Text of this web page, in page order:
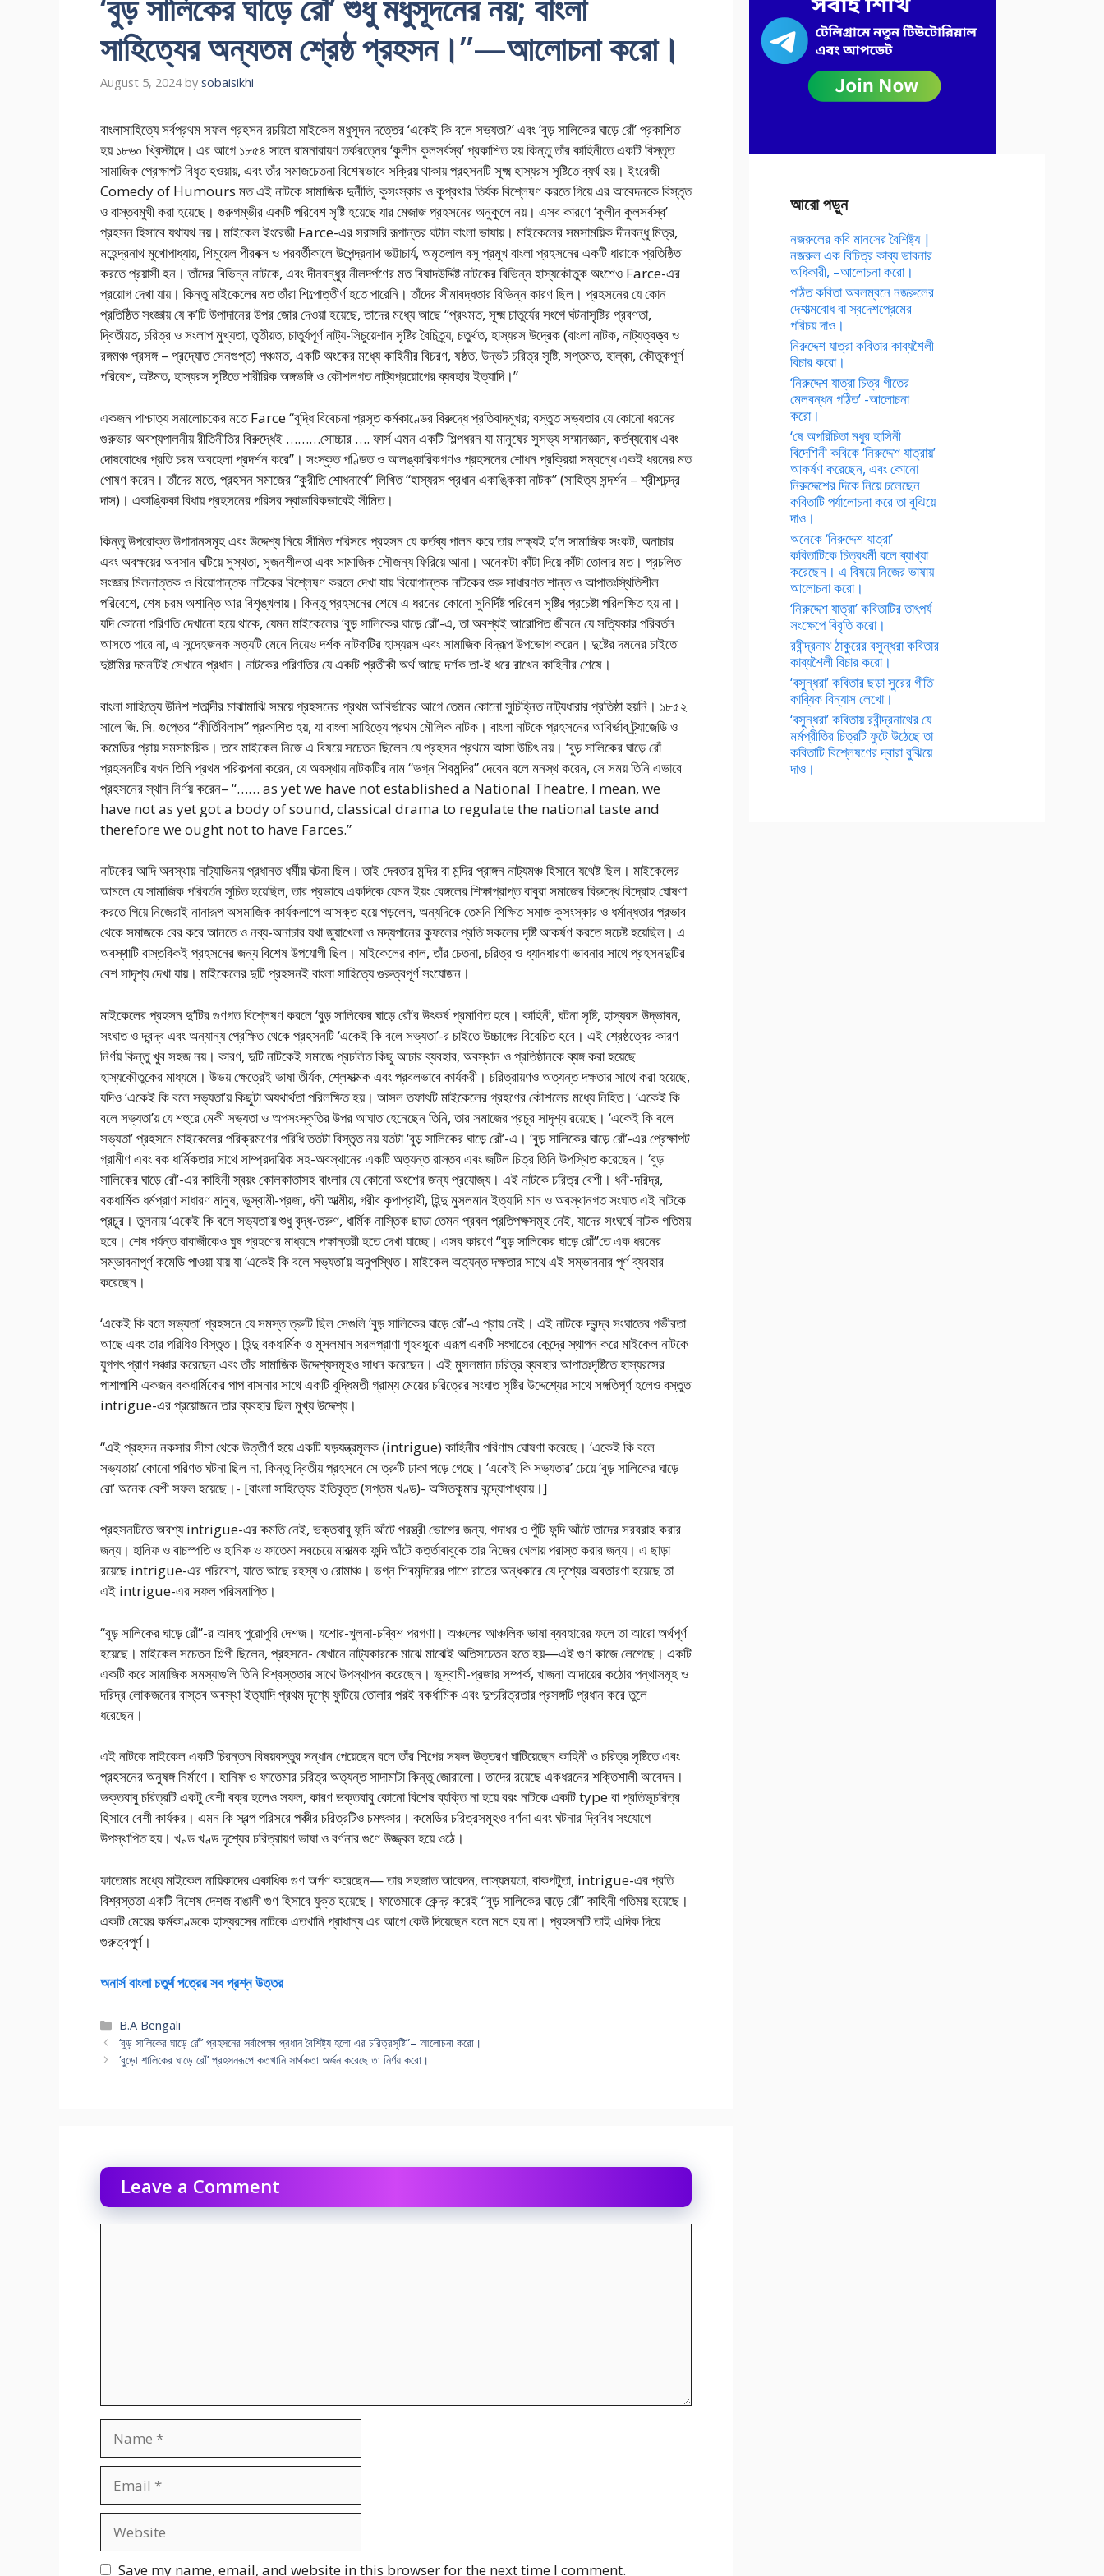
সাহিত্যের অন্যতম শ্রেষ্ঠ প্রহসন।”—আলোচনা করো।
August 5, 2024 by sobaisikhi
বাংলাসাহিত্যে সর্বপ্রথম সফল গ্রহসন রচয়িতা মাইকেল মধুসূদন দত্তের ‘একেই কি বলে সভ্যতা?’ এবং ‘বুড় সালিকের ঘাড়ে রোঁ’ প্রকাশিত
হয় ১৮৬০ খ্রিস্টাব্দে। এর আগে ১৮৫৪ সালে রামনারায়ণ তর্করত্নের ‘কুলীন কুলসর্বস্ব’ প্রকাশিত হয় কিন্তু তাঁর কাহিনীতে একটি বিস্তৃত
সামাজিক প্রেক্ষাপট বিধৃত হওয়ায়, এবং তাঁর সমাজচেতনা বিশেষভাবে সক্রিয় থাকায় প্রহসনটি সূক্ষ্ম হাস্যরস সৃষ্টিতে ব্যর্থ হয়। ইংরেজী
Comedy of Humours মত এই নাটকে সামাজিক দুর্নীতি, কুসংস্কার ও কুপ্রথার তির্যক বিশ্লেষণ করতে গিয়ে এর আবেদনকে বিস্তৃত
ও বাস্তবমুখী করা হয়েছে। গুরুগম্ভীর একটি পরিবেশ সৃষ্টি হয়েছে যার মেজাজ প্রহসনের অনুকূলে নয়। এসব কারণে ‘কুলীন কুলসর্বস্ব’
প্রহসন হিসাবে যথাযথ নয়। মাইকেল ইংরেজী Farce-এর সরাসরি রূপান্তর ঘটান বাংলা ভাষায়। মাইকেলের সমসাময়িক দীনবন্ধু মিত্র,
মহেন্দ্রনাথ মুখোপাধ্যায়, শিমুয়েল পীরবক্স ও পরবর্তীকালে উপেন্দ্রনাথ ভট্টাচার্য, অমৃতলাল বসু প্রমুখ বাংলা প্রহসনের একটি ধারাকে প্রতিষ্ঠিত
করতে প্রয়াসী হন। তাঁদের বিভিন্ন নাটকে, এবং দীনবন্ধুর নীলদর্পণের মত বিষাদউদ্দিষ্ট নাটকের বিভিন্ন হাস্যকৌতুক অংশেও Farce-এর
প্রয়োগ দেখা যায়। কিন্তু মাইকেলের মত তাঁরা শিল্পোত্তীর্ণ হতে পারেনি। তাঁদের সীমাবদ্ধতার বিভিন্ন কারণ ছিল। প্রহসনের যে কোন
প্রতিষ্ঠিত সংজ্ঞায় যে ক’টি উপাদানের উপর জোর দেওয়া হয়েছে, তাদের মধ্যে আছে “প্রথমত, সূক্ষ্ম চাতুর্যের সংগে ঘটনাসৃষ্টির প্রবণতা,
দ্বিতীয়ত, চরিত্র ও সংলাপ মুখ্যতা, তৃতীয়ত, চাতুর্যপূর্ণ নাট্য-সিচুয়েশান সৃষ্টির বৈচিত্র্য, চতুর্থত, হাস্যরস উদ্রেক (বাংলা নাটক, নাট্যত্বত্ত্ব ও
রঙ্গমঞ্চ প্রসঙ্গ – প্রদ্যোত সেনগুপ্ত) পঞ্চমত, একটি অংকের মধ্যে কাহিনীর বিচরণ, ষষ্ঠত, উদ্ভট চরিত্র সৃষ্টি, সপ্তমত, হাল্কা, কৌতুকপূর্ণ
পরিবেশ, অষ্টমত, হাস্যরস সৃষ্টিতে শারীরিক অঙ্গভঙ্গি ও কৌশলগত নাট্যপ্রয়োগের ব্যবহার ইত্যাদি।”
একজন পাশ্চাত্য সমালোচকের মতে Farce “বুদ্ধি বিবেচনা প্রসূত কর্মকাণ্ডের বিরুদ্ধে প্রতিবাদমুখর; বস্তুত সভ্যতার যে কোনো ধরনের
গুরুভার অবশ্যপালনীয় রীতিনীতির বিরুদ্ধেই ………সোচ্চার …. ফার্স এমন একটি শিল্পধরন যা মানুষের সুসভ্য সম্মানজ্ঞান, কর্তব্যবোধ এবং
দোষবোধের প্রতি চরম অবহেলা প্রদর্শন করে”। সংস্কৃত পণ্ডিত ও আলঙ্কারিকগণও প্রহসনের শোধন প্রক্রিয়া সম্বন্ধে একই ধরনের মত
পোষণ করেন। তাঁদের মতে, প্রহসন সমাজের “কুরীতি শোধনার্থে” লিখিত “হাস্যরস প্রধান একাঙ্কিকা নাটক” (সাহিত্য সন্দর্শন – শ্রীশচন্দ্র
দাস)। একাঙ্কিকা বিধায় প্রহসনের পরিসর স্বাভাবিকভাবেই সীমিত।
কিন্তু উপরোক্ত উপাদানসমূহ এবং উদ্দেশ্য নিয়ে সীমিত পরিসরে প্রহসন যে কর্তব্য পালন করে তার লক্ষ্যই হ’ল সামাজিক সংকট, অনাচার
এবং অবক্ষয়ের অবসান ঘটিয়ে সুস্থতা, সৃজনশীলতা এবং সামাজিক সৌজন্য ফিরিয়ে আনা। অনেকটা কাঁটা দিয়ে কাঁটা তোলার মত। প্রচলিত
সংজ্ঞার মিলনাত্তক ও বিয়োগান্তক নাটকের বিশ্লেষণ করলে দেখা যায় বিয়োগান্তক নাটকের শুরু সাধারণত শান্ত ও আপাতঃস্থিতিশীল
পরিবেশে, শেষ চরম অশান্তি আর বিশৃঙ্খলায়। কিন্তু প্রহসনের শেষে এ ধরনের কোনো সুনির্দিষ্ট পরিবেশ সৃষ্টির প্রচেষ্টা পরিলক্ষিত হয় না।
যদি কোনো পরিণতি দেখানো হয়ে থাকে, যেমন মাইকেলের ‘বুড় সালিকের ঘাড়ে রোঁ’-এ, তা অবশ্যই আরোপিত জীবনে যে সত্যিকার পরিবর্তন
আসতে পারে না, এ সন্দেহজনক সত্যটি মেনে নিয়েও দর্শক নাটকটির হাস্যরস এবং সামাজিক বিদ্রূপ উপভোগ করেন। দুষ্টের দমনের চাইতে
দুষ্টামির দমনটিই সেখানে প্রধান। নাটকের পরিণতির যে একটি প্রতীকী অর্থ আছে দর্শক তা-ই ধরে রাখেন কাহিনীর শেষে।
বাংলা সাহিত্যে উনিশ শতাব্দীর মাঝামাঝি সময়ে প্রহসনের প্রথম আবির্ভাবের আগে তেমন কোনো সুচিহ্নিত নাট্যধারার প্রতিষ্ঠা হয়নি। ১৮৫২
সালে জি. সি. গুপ্তের “কীর্তিবিলাস” প্রকাশিত হয়, যা বাংলা সাহিত্যে প্রথম মৌলিক নাটক। বাংলা নাটকে প্রহসনের আবির্ভাব ট্র্যাজেডি ও
কমেডির প্রায় সমসাময়িক। তবে মাইকেল নিজে এ বিষয়ে সচেতন ছিলেন যে প্রহসন প্রথমে আসা উচিৎ নয়। ‘বুড় সালিকের ঘাড়ে রোঁ
প্রহসনটির যখন তিনি প্রথম পরিকল্পনা করেন, যে অবস্থায় নাটকটির নাম “ভগ্ন শিবমন্দির” দেবেন বলে মনস্থ করেন, সে সময় তিনি এভাবে
প্রহসনের স্থান নির্ণয় করেন– “…… as yet we have not established a National Theatre, I mean, we
have not as yet got a body of sound, classical drama to regulate the national taste and
therefore we ought not to have Farces.”
নাটকের আদি অবস্থায় নাট্যাভিনয় প্রধানত ধর্মীয় ঘটনা ছিল। তাই দেবতার মন্দির বা মন্দির প্রাঙ্গন নাট্যমঞ্চ হিসাবে যথেষ্ট ছিল। মাইকেলের
আমলে যে সামাজিক পরিবর্তন সূচিত হয়েছিল, তার প্রভাবে একদিকে যেমন ইয়ং বেঙ্গলের শিক্ষাপ্রাপ্ত বাবুরা সমাজের বিরুদ্ধে বিদ্রোহ ঘোষণা
করতে গিয়ে নিজেরাই নানারূপ অসমাজিক কার্যকলাপে আসক্ত হয়ে পড়লেন, অন্যদিকে তেমনি শিক্ষিত সমাজ কুসংস্কার ও ধর্মান্ধতার প্রভাব
থেকে সমাজকে বের করে আনতে ও নব্য-অনাচার যথা জুয়াখেলা ও মদ্যপানের কুফলের প্রতি সকলের দৃষ্টি আকর্ষণ করতে সচেষ্ট হয়েছিল। এ
অবস্থাটি বাস্তবিকই প্রহসনের জন্য বিশেষ উপযোগী ছিল। মাইকেলের কাল, তাঁর চেতনা, চরিত্র ও ধ্যানধারণা ভাবনার সাথে প্রহসনদুটির
বেশ সাদৃশ্য দেখা যায়। মাইকেলের দুটি প্রহসনই বাংলা সাহিত্যে গুরুত্বপূর্ণ সংযোজন।
মাইকেলের প্রহসন দু’টির গুণগত বিশ্লেষণ করলে ‘বুড় সালিকের ঘাড়ে রোঁ’র উৎকর্ষ প্রমাণিত হবে। কাহিনী, ঘটনা সৃষ্টি, হাস্যরস উদ্ভাবন,
সংঘাত ও দ্বন্দ্ব এবং অন্যান্য প্রেক্ষিত থেকে প্রহসনটি ‘একেই কি বলে সভ্যতা’-র চাইতে উচ্চাঙ্গের বিবেচিত হবে। এই শ্রেষ্ঠত্বের কারণ
নির্ণয় কিন্তু খুব সহজ নয়। কারণ, দুটি নাটকেই সমাজে প্রচলিত কিছু আচার ব্যবহার, অবস্থান ও প্রতিষ্ঠানকে ব্যঙ্গ করা হয়েছে
হাস্যকৌতুকের মাধ্যমে। উভয় ক্ষেত্রেই ভাষা তীর্যক, শ্লেষাত্মক এবং প্রবলভাবে কার্যকরী। চরিত্রায়ণও অত্যন্ত দক্ষতার সাথে করা হয়েছে,
যদিও ‘একেই কি বলে সভ্যতা’য় কিছুটা অযথার্থতা পরিলক্ষিত হয়। আসল তফাৎটি মাইকেলের গ্রহণের কৌশলের মধ্যে নিহিত। ‘একেই কি
বলে সভ্যতা’য় যে শহুরে মেকী সভ্যতা ও অপসংস্কৃতির উপর আঘাত হেনেছেন তিনি, তার সমাজের প্রচুর সাদৃশ্য রয়েছে। ‘একেই কি বলে
সভ্যতা’ প্রহসনে মাইকেলের পরিক্রমণের পরিধি ততটা বিস্তৃত নয় যতটা ‘বুড় সালিকের ঘাড়ে রোঁ’-এ। ‘বুড় সালিকের ঘাড়ে রোঁ’-এর প্রেক্ষাপট
গ্রামীণ এবং বক ধার্মিকতার সাথে সাম্প্রদায়িক সহ-অবস্থানের একটি অত্যন্ত রাস্তব এবং জটিল চিত্র তিনি উপস্থিত করেছেন। ‘বুড়
সালিকের ঘাড়ে রোঁ’-এর কাহিনী স্বয়ং কোলকাতাসহ বাংলার যে কোনো অংশের জন্য প্রযোজ্য। এই নাটকে চরিত্র বেশী। ধনী-দরিদ্র,
বকধার্মিক ধর্মপ্রাণ সাধারণ মানুষ, ভূস্বামী-প্রজা, ধনী আত্মীয়, গরীব কৃপাপ্রার্থী, হিন্দু মুসলমান ইত্যাদি মান ও অবস্থানগত সংঘাত এই নাটকে
প্রচুর। তুলনায় ‘একেই কি বলে সভ্যতা’য় শুধু বৃদ্ধ-তরুণ, ধার্মিক নাস্তিক ছাড়া তেমন প্রবল প্রতিপক্ষসমূহ নেই, যাদের সংঘর্ষে নাটক গতিময়
হবে। শেষ পর্যন্ত বাবাজীকেও ঘুষ গ্রহণের মাধ্যমে পক্ষান্তরী হতে দেখা যাচ্ছে। এসব কারণে “বুড় সালিকের ঘাড়ে রোঁ”তে এক ধরনের
সম্ভাবনাপূর্ণ কমেডি পাওয়া যায় যা ‘একেই কি বলে সভ্যতা’য় অনুপস্থিত। মাইকেল অত্যন্ত দক্ষতার সাথে এই সম্ভাবনার পূর্ণ ব্যবহার
করেছেন।
‘একেই কি বলে সভ্যতা’ প্রহসনে যে সমস্ত ত্রুটি ছিল সেগুলি ‘বুড় সালিকের ঘাড়ে রোঁ’-এ প্রায় নেই। এই নাটকে দ্বন্দ্ব সংঘাতের গভীরতা
আছে এবং তার পরিধিও বিস্তৃত। হিন্দু বকধার্মিক ও মুসলমান সরলপ্রাণা গৃহবধূকে এরূপ একটি সংঘাতের কেন্দ্রে স্থাপন করে মাইকেল নাটকে
যুগপৎ প্রাণ সঞ্চার করেছেন এবং তাঁর সামাজিক উদ্দেশ্যসমূহও সাধন করেছেন। এই মুসলমান চরিত্র ব্যবহার আপাতঃদৃষ্টিতে হাস্যরসের
পাশাপাশি একজন বকধার্মিকের পাপ বাসনার সাথে একটি বুদ্ধিমতী গ্রাম্য মেয়ের চরিত্রের সংঘাত সৃষ্টির উদ্দেশ্যের সাথে সঙ্গতিপূর্ণ হলেও বস্তুত
intrigue-এর প্রয়োজনে তার ব্যবহার ছিল মুখ্য উদ্দেশ্য।
“এই প্রহসন নকসার সীমা থেকে উত্তীর্ণ হয়ে একটি ষড়যন্ত্রমূলক (intrigue) কাহিনীর পরিণাম ঘোষণা করেছে। ‘একেই কি বলে
সভ্যতায়’ কোনো পরিণত ঘটনা ছিল না, কিন্তু দ্বিতীয় প্রহসনে সে ত্রুটি ঢাকা পড়ে গেছে। ‘একেই কি সভ্যতার’ চেয়ে ‘বুড় সালিকের ঘাড়ে
রো’ অনেক বেশী সফল হয়েছে।- [বাংলা সাহিত্যের ইতিবৃত্ত (সপ্তম খণ্ড)- অসিতকুমার বন্দ্যোপাধ্যায়।]
প্রহসনটিতে অবশ্য intrigue-এর কমতি নেই, ভক্তবাবু ফন্দি আঁটে পরস্ত্রী ভোগের জন্য, গদাধর ও পুঁটি ফন্দি আঁটে তাদের সরবরাহ করার
জন্য। হানিফ ও বাচস্পতি ও হানিফ ও ফাতেমা সবচেয়ে মারাত্মক ফন্দি আঁটে কৰ্ত্তাবাবুকে তার নিজের খেলায় পরাস্ত করার জন্য। এ ছাড়া
রয়েছে intrigue-এর পরিবেশ, যাতে আছে রহস্য ও রোমাঞ্চ। ভগ্ন শিবমন্দিরের পাশে রাতের অন্ধকারে যে দৃশ্যের অবতারণা হয়েছে তা
এই intrigue-এর সফল পরিসমাপ্তি।
“বুড় সালিকের ঘাড়ে রোঁ”-র আবহ পুরোপুরি দেশজ। যশোর-খুলনা-চব্বিশ পরগণা। অঞ্চলের আঞ্চলিক ভাষা ব্যবহারের ফলে তা আরো অর্থপূর্ণ
হয়েছে। মাইকেল সচেতন শিল্পী ছিলেন, প্রহসনে- যেখানে নাট্যকারকে মাঝে মাঝেই অতিসচেতন হতে হয়—এই গুণ কাজে লেগেছে। একটি
একটি করে সামাজিক সমস্যাগুলি তিনি বিশ্বস্ততার সাথে উপস্থাপন করেছেন। ভূস্বামী-প্রজার সম্পর্ক, খাজনা আদায়ের কঠোর পন্থাসমূহ ও
দরিদ্র লোকজনের বাস্তব অবস্থা ইত্যাদি প্রথম দৃশ্যে ফুটিয়ে তোলার পরই বকর্ধামিক এবং দুশ্চরিত্রতার প্রসঙ্গটি প্রধান করে তুলে
ধরেছেন।
এই নাটকে মাইকেল একটি চিরন্তন বিষয়বস্তুর সন্ধান পেয়েছেন বলে তাঁর শিল্পের সফল উত্তরণ ঘাটিয়েছেন কাহিনী ও চরিত্র সৃষ্টিতে এবং
প্রহসনের অনুষঙ্গ নির্মাণে। হানিফ ও ফাতেমার চরিত্র অত্যন্ত সাদামাটা কিন্তু জোরালো। তাদের রয়েছে একধরনের শক্তিশালী আবেদন।
ভক্তবাবু চরিত্রটি একটু বেশী বক্র হলেও সফল, কারণ ভক্তবাবু কোনো বিশেষ ব্যক্তি না হয়ে বরং নাটকে একটি type বা প্রতিভূচরিত্র
হিসাবে বেশী কার্যকর। এমন কি স্বল্প পরিসরে পঞ্চীর চরিত্রটিও চমৎকার। কমেডির চরিত্রসমূহও বর্ণনা এবং ঘটনার দ্বিবিধ সংযোগে
উপস্থাপিত হয়। খণ্ড খণ্ড দৃশ্যের চরিত্রায়ণ ভাষা ও বর্ণনার গুণে উজ্জ্বল হয়ে ওঠে।
ফাতেমার মধ্যে মাইকেল নায়িকাদের একাধিক গুণ অর্পণ করেছেন— তার সহজাত আবেদন, লাস্যময়তা, বাকপটুতা, intrigue-এর প্রতি
বিশ্বস্ততা একটি বিশেষ দেশজ বাঙালী গুণ হিসাবে যুক্ত হয়েছে। ফাতেমাকে কেন্দ্র করেই “বুড় সালিকের ঘাড়ে রোঁ” কাহিনী গতিময় হয়েছে।
একটি মেয়ের কর্মকাণ্ডকে হাস্যরসের নাটকে এতখানি প্রাধান্য এর আগে কেউ দিয়েছেন বলে মনে হয় না। প্রহসনটি তাই এদিক দিয়ে
গুরুত্বপূর্ণ।
অনার্স বাংলা চতুর্থ পত্রের সব প্রশ্ন উত্তর
Categories
B.A Bengali
‘বুড় সালিকের ঘাড়ে রোঁ’ প্রহসনের সর্বাপেক্ষা প্রধান বৈশিষ্ট্য হলো এর চরিত্রসৃষ্টি”– আলোচনা করো।
‘বুড়ো শালিকের ঘাড়ে রোঁ’ প্রহসনরূপে কতখানি সার্থকতা অর্জন করেছে তা নির্ণয় করো।
Leave a Comment
Save my name, email, and website in this browser for the next time I comment.
আরো পড়ুন
নজরুলের কবি মানসের বৈশিষ্ট্য |
নজরুল এক বিচিত্র কাব্য ভাবনার
অধিকারী, –আলোচনা করো।
পঠিত কবিতা অবলম্বনে নজরুলের
দেশাত্মবোধ বা স্বদেশপ্রেমের
পরিচয় দাও।
নিরুদ্দেশ যাত্রা কবিতার কাব্যশৈলী
বিচার করো।
‘নিরুদ্দেশ যাত্রা চিত্র গীতের
মেলবন্ধন গঠিত’ -আলোচনা
করো।
‘ষে অপরিচিতা মধুর হাসিনী
বিদেশিনী কবিকে ‘নিরুদ্দেশ যাত্রায়’
আকর্ষণ করেছেন, এবং কোনো
নিরুদ্দেশের দিকে নিয়ে চলেছেন
কবিতাটি পর্যালোচনা করে তা বুঝিয়ে
দাও।
অনেকে ‘নিরুদ্দেশ যাত্রা’
কবিতাটিকে চিত্রধর্মী বলে ব্যাখ্যা
করেছেন। এ বিষয়ে নিজের ভাষায়
আলোচনা করো।
‘নিরুদ্দেশ যাত্রা’ কবিতাটির তাৎপর্য
সংক্ষেপে বিবৃতি করো।
রবীন্দ্রনাথ ঠাকুরের বসুন্ধরা কবিতার
কাব্যশৈলী বিচার করো।
‘বসুন্ধরা’ কবিতার ছড়া সুরের গীতি
কাব্যিক বিন্যাস লেখো।
‘বসুন্ধরা’ কবিতায় রবীন্দ্রনাথের যে
মর্মপ্রীতির চিত্রটি ফুটে উঠেছে তা
কবিতাটি বিশ্লেষণের দ্বারা বুঝিয়ে
দাও।